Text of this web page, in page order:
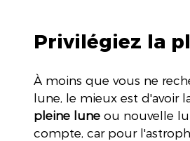
Privilégiez la
À moins que vous ne
lune, le mieux est d'avoir
pleine lune ou nouvelle
compte, car pour